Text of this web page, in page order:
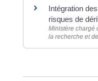
Intégration
risques de
Ministère chargé
la recherche et